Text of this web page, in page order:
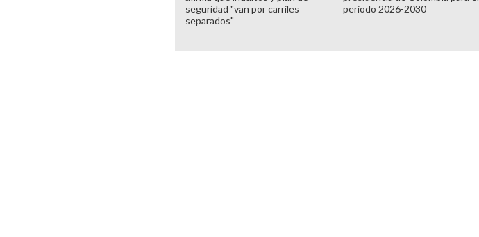
seguridad "van por carriles
separados"
periodo 2026-2030